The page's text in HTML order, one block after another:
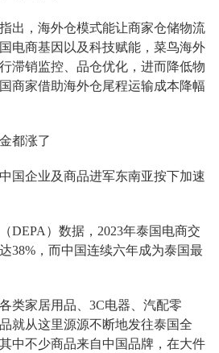
出，海外仓模式能让商家仓储物流
电商基因以及科技赋能，菜鸟海外
滞销监控、品仓优化，进而降低物
商家借助海外仓尾程运输成本降幅
都涨了
国企业及商品进军东南亚按下加速
DEPA）数据，2023年泰国电商交
38%，而中国连续六年成为泰国最
类家居用品、3C电器、汽配零
就从这里源源不断地发往泰国全
中不少商品来自中国品牌，在大件